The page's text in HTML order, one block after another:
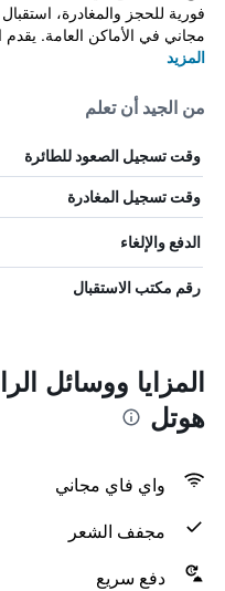
فورية للحجز والمغادرة،
مجاني في الأماكن العامة. يقدم الفندق
المزيد
من الجيد أن تعلم
وقت تسجيل الصعود للطائرة
وقت تسجيل المغادرة
الدفع والإلغاء
رقم مكتب الاستقبال
المزايا ووسائل
هوتل
واي فاي مجاني
مجفف الشعر
دفع سريع